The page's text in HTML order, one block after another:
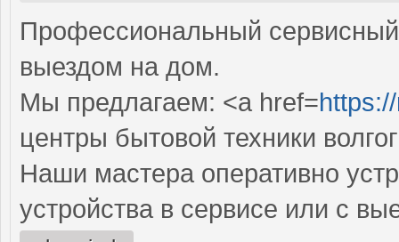
Профессиональный
выездом на дом.
Мы предлагаем: <a href=
центры бытовой техники
Наши мастера оперативно
устройства в сервисе или с